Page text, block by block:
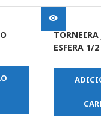
TORNEIRA
ESFERA 1/